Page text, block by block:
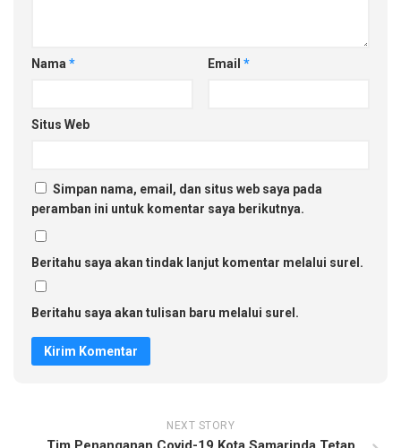
Nama * Email *
Situs Web
Simpan nama, email, dan situs web saya pada
peramban ini untuk komentar saya berikutnya.
Beritahu saya akan tindak lanjut komentar melalui surel.
Beritahu saya akan tulisan baru melalui surel.
NEXT STORY